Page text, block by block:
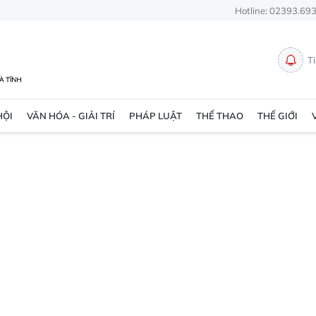
Hotline:
VĂN HÓA - GIẢI TRÍ PHÁP LUẬT THỂ THAO THẾ GIỚI